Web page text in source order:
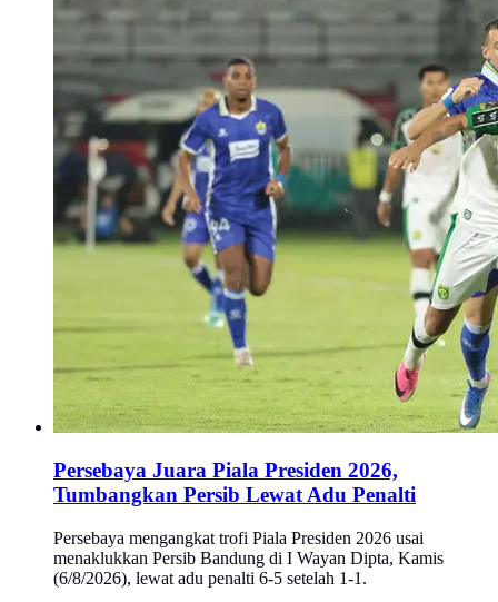
Persebaya Juara Piala Presiden 2026,
Tumbangkan Persib Lewat Adu Penalti
Persebaya mengangkat trofi Piala Presiden 2026 usai
menaklukkan Persib Bandung di I Wayan Dipta, Kamis
(6/8/2026), lewat adu penalti 6-5 setelah 1-1.